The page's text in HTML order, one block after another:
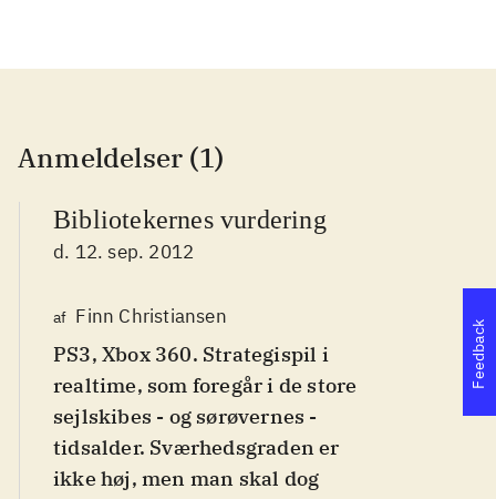
Anmeldelser (1)
Bibliotekernes vurdering
d. 12. sep. 2012
af Finn Christiansen
PS3, Xbox 360. Strategispil i
realtime, som foregår i de store
sejlskibes - og sørøvernes -
tidsalder. Sværhedsgraden er
ikke høj, men man skal dog
Feedback